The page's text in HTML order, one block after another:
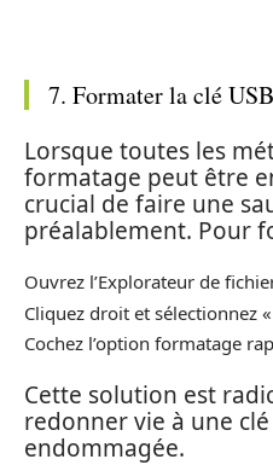
7. Formater la clé
Lorsque toutes les
formatage peut être
crucial de faire une
préalablement. Pour
Ouvrez l’Explorateur de
Cliquez droit et sélectionnez
Cochez l’option formatage
Cette solution est
redonner vie à une
endommagée.